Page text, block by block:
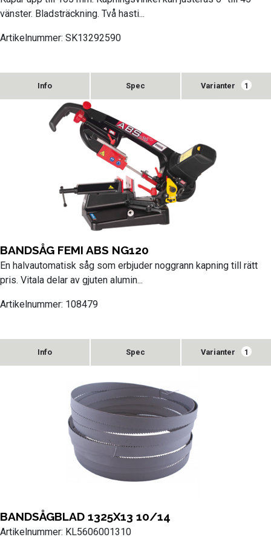
vänster. Bladsträckning. Två hasti...
Artikelnummer: SK13292590
Varianter 1
BANDSÅG FEMI ABS NG120
En halvautomatisk såg som erbjuder noggrann kapning till rätt
pris. Vitala delar av gjuten alumin...
Artikelnummer: 108479
Varianter 1
BANDSÅGBLAD 1325X13 10/14
Artikelnummer: KL5606001310